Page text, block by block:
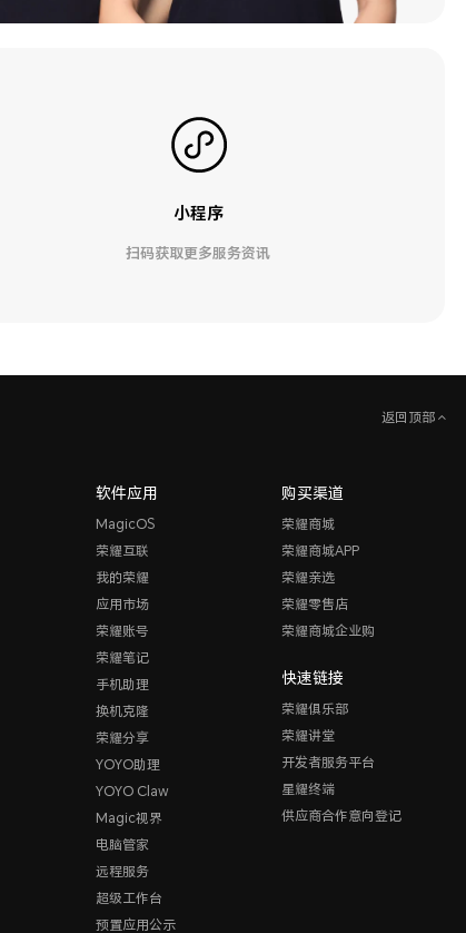
小程序
扫码获取更多服务资讯
返回顶部
软件应用
MagicOS
荣耀互联
我的荣耀
应用市场
荣耀账号
荣耀笔记
手机助理
换机克隆
荣耀分享
YOYO助理
YOYO Claw
Magic视界
电脑管家
远程服务
超级工作台
预置应用公示
购买渠道
荣耀商城
荣耀商城APP
荣耀亲选
荣耀零售店
荣耀商城企业购
快速链接
荣耀俱乐部
荣耀讲堂
开发者服务平台
星耀终端
供应商合作意向登记